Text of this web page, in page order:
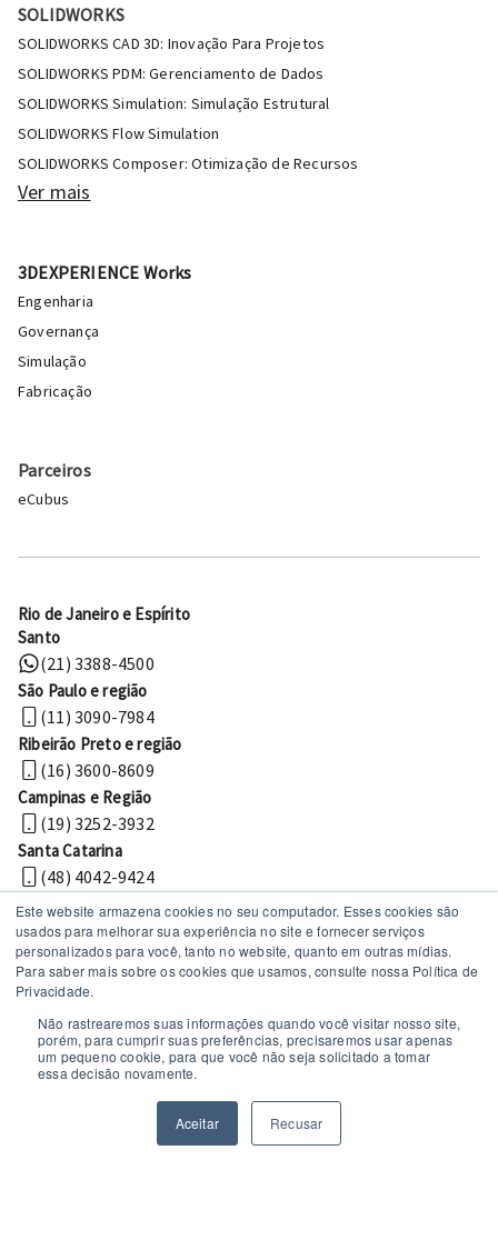
Este website armazena cookies no seu computador. Esses cookies são
usados ​​para melhorar sua experiência no site e fornecer serviços
personalizados para você, tanto no website, quanto em outras mídias.
Para saber mais sobre os cookies que usamos, consulte nossa Política de
Privacidade.
Não rastrearemos suas informações quando você visitar nosso site,
porém, para cumprir suas preferências, precisaremos usar apenas
um pequeno cookie, para que você não seja solicitado a tomar
essa decisão novamente.
Aceitar Recusar
SOLIDWORKS
SOLIDWORKS CAD 3D: Inovação Para Projetos
SOLIDWORKS PDM: Gerenciamento de Dados
SOLIDWORKS Simulation: Simulação Estrutural
SOLIDWORKS Flow Simulation
SOLIDWORKS Composer: Otimização de Recursos
Ver mais
3DEXPERIENCE Works
Engenharia
Governança
Simulação
Fabricação
Parceiros
eCubus
Rio de Janeiro e Espírito
Santo
(21) 3388-4500
São Paulo e região
(11) 3090-7984
Ribeirão Preto e região
(16) 3600-8609
Campinas e Região
(19) 3252-3932
Santa Catarina
(48) 4042-9424
Políticas de privacidade